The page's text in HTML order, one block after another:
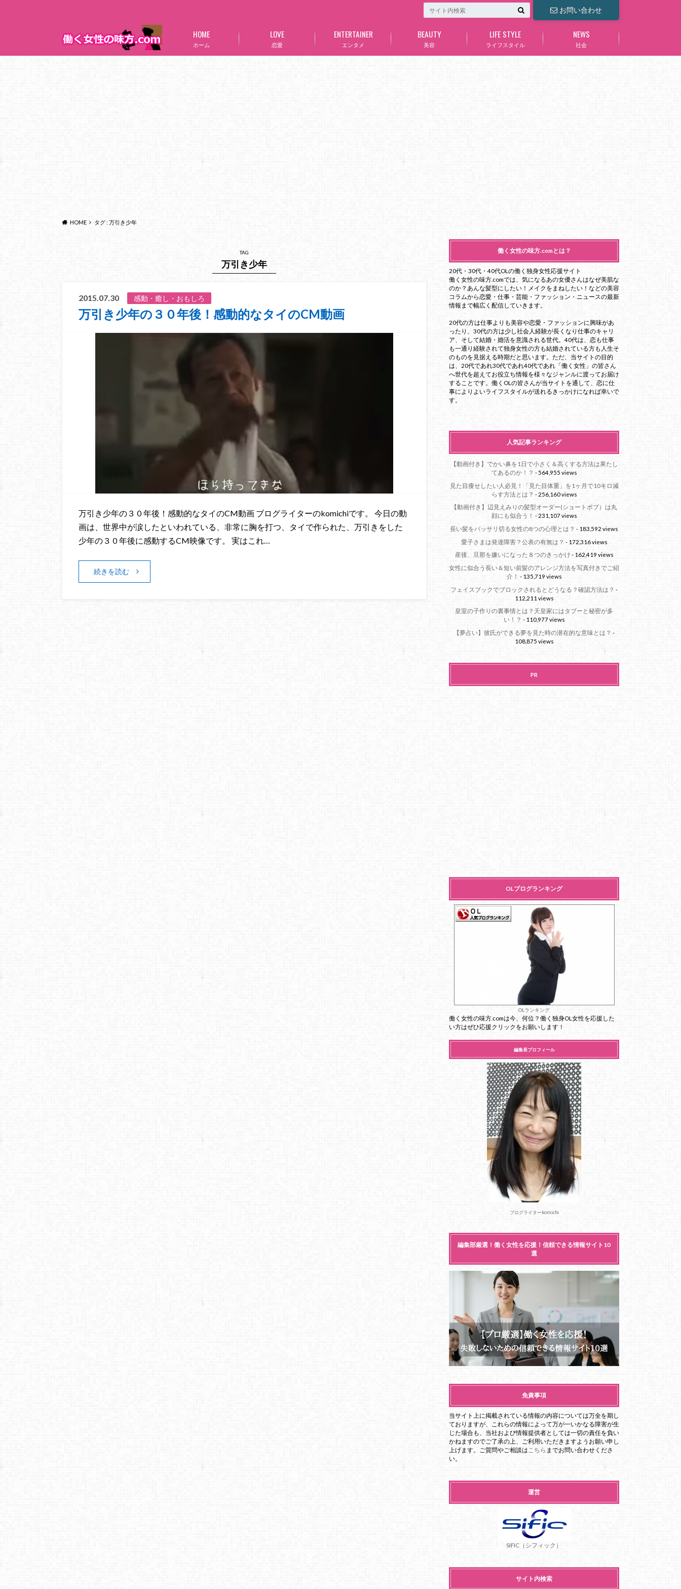
お問い合わせ
ホーム
HOME
恋愛
LOVE
エンタメ
ENTERTAINER
美容
BEAUTY
ライフスタイル
LIFE STYLE
社会
NEWS
HOME タグ : 万引き少年
TAG
万引き少年
2015.07.30 感動・癒し・おもしろ
万引き少年の３０年後！感動的なタイのCM動画
万引き少年の３０年後！感動的なタイのCM動画 ブログライターのkomichiです。 今日の動
画は、世界中が涙したといわれている、非常に胸を打つ、タイで作られた、万引きをした
少年の３０年後に感動するCM映像です。 実はこれ…
続きを読む
働く女性の味方.comとは？
20代・30代・40代OLの働く独身女性応援サイト
働く女性の味方.comでは、気になるあの女優さんはなぜ美肌な
のか？あんな髪型にしたい！メイクをまねしたい！などの美容
コラムから恋愛・仕事・芸能・ファッション・ニュースの最新
情報まで幅広く配信していきます。
20代の方は仕事よりも美容や恋愛・ファッションに興味があ
ったり、30代の方は少し社会人経験が長くなり仕事のキャリ
ア、そして結婚・婚活を意識される世代。40代は、恋も仕事
も一通り経験されて独身女性の方も結婚されている方も人生そ
のものを見据える時期だと思います。ただ、当サイトの目的
は、20代であれ30代であれ40代であれ「働く女性」の皆さん
へ世代を超えてお役立ち情報を様々なジャンルに渡ってお届け
することです。働くOLの皆さんが当サイトを通して、恋に仕
事によりよいライフスタイルが送れるきっかけになれば幸いで
す。
人気記事ランキング
【動画付き】でかい鼻を1日で小さく＆高くする方法は果たし
てあるのか！？ - 564,955 views
見た目痩せしたい人必見！「見た目体重」を1ヶ月で10キロ減
らす方法とは？ - 256,160 views
【動画付き】辺見えみりの髪型オーダー(ショートボブ）は丸
顔にも似合う！ - 231,107 views
長い髪をバッサリ切る女性の8つの心理とは？ - 183,592 views
愛子さまは発達障害？公表の有無は？ - 172,316 views
産後、旦那を嫌いになった８つのきっかけ - 162,419 views
女性に似合う長い＆短い前髪のアレンジ方法を写真付きでご紹
介！ - 135,719 views
フェイスブックでブロックされるとどうなる？確認方法は？ -
112,211 views
皇室の子作りの裏事情とは？天皇家にはタブーと秘密が多
い！？ - 110,977 views
【夢占い】彼氏ができる夢を見た時の潜在的な意味とは？ -
108,875 views
PR
OLブログランキング
OLランキング
働く女性の味方.comは今、何位？働く独身OL女性を応援した
い方はぜひ応援クリックをお願いします！
編集長プロフィール
ブログライターkomichi
編集部厳選！働く女性を応援！信頼できる情報サイト10
選
免責事項
当サイト上に掲載されている情報の内容については万全を期し
ておりますが、これらの情報によって万が一いかなる障害が生
じた場合も、当社および情報提供者としては一切の責任を負い
かねますのでご了承の上、ご利用いただきますようお願い申し
上げます。ご質問やご相談は こちら までお問い合わせくださ
い。
運営
SIFIC（シフィック）
サイト内検索